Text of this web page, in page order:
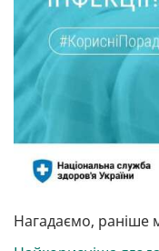
Нагадаємо, раніше